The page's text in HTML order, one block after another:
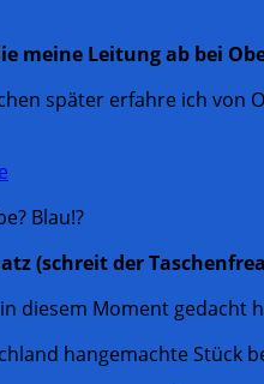
meine Leitung ab bei
später erfahre ich von
Blau!?
(schreit der
diesem Moment gedacht
hangemachte Stück